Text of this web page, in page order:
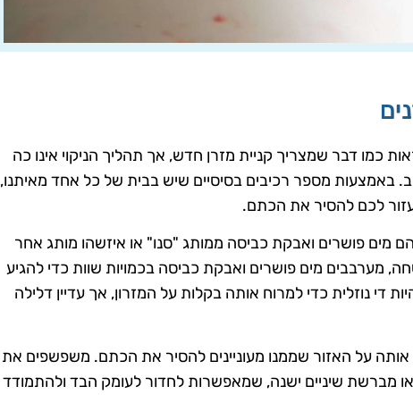
כמו דבר שמצריך קניית מזרן חדש, אך תהליך הניקוי אינו כה
באמצעות מספר רכיבים בסיסיים שיש בבית של כל אחד מאיתנו,
לכם להסיר את הכתם.
מים פושרים ואבקת כביסה ממותג "סנו" או איזשהו מותג אחר
מערבבים מים פושרים ואבקת כביסה בכמויות שוות כדי להגיע
די נוזלית כדי למרוח אותה בקלות על המזרון, אך עדיין דלילה
על האזור שממנו מעוניינים להסיר את הכתם. משפשפים את
מברשת שיניים ישנה, שמאפשרות לחדור לעומק הבד ולהתמודד